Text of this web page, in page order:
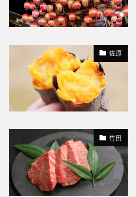
佐原
竹田